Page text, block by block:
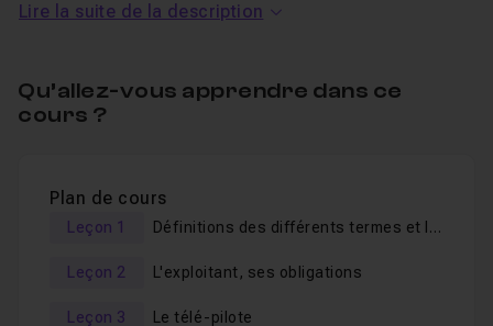
formation télépilote de Drone
Nous aborderons dans le premier module les différents
termes et une introduction au cours. Puis, nous verrons
rapidement à qui s'applique la réglementation du 17
Lire la suite de la description
Qu’allez-vous apprendre dans ce
cours ?
Plan de cours
Leçon 1 Définitions des différents termes et Introduction du tuto
Leçon 2 L'exploitant, ses obligations
Leçon 3 Le télé-pilote